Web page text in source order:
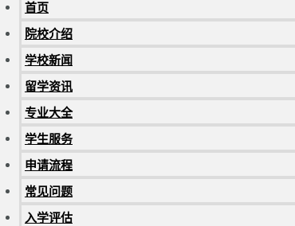
首页
院校介绍
学校新闻
留学资讯
专业大全
学生服务
申请流程
常见问题
入学评估